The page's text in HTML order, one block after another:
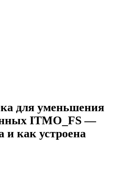
для уменьшения
ITMO_FS —
и как устроена